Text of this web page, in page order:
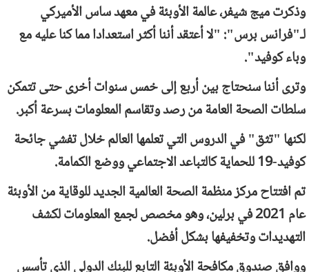
وذكرت ميج شيفر، عالمة الأوبئة في معهد ساس الأميركي
لـ"فرانس برس": "لا أعتقد أننا أكثر استعدادا مما كنا عليه مع
وباء كوفيد".
وترى أننا سنحتاج بين أربع إلى خمس سنوات أخرى حتى تتمكن
سلطات الصحة العامة من رصد وتقاسم المعلومات بسرعة أكبر.
لكنها "تثق" في الدروس التي تعلمها العالم خلال تفشي جائحة
كوفيد-19 للحماية كالتباعد الاجتماعي ووضع الكمامة.
تم افتتاح مركز منظمة الصحة العالمية الجديد للوقاية من الأوبئة
عام 2021 في برلين، وهو مخصص لجمع المعلومات لكشف
التهديدات وتخفيفها بشكل أفضل.